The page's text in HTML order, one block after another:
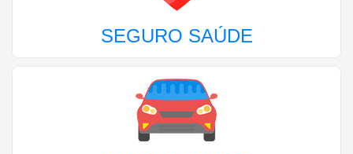
SEGURO SAÚDE